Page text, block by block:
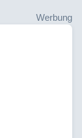
Werbung